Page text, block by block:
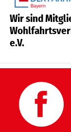
Wir sind
e.V.